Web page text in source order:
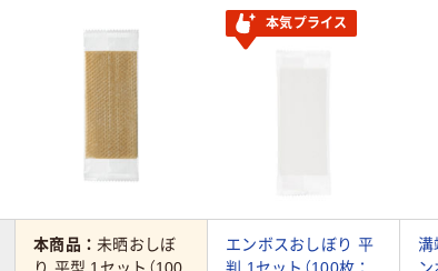
本気プライス
本商品： 未晒おしぼ
エンボスおしぼり 平
溝